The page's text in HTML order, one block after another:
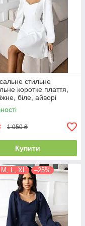
стильне
коротке плаття,
біле, айворі
1 050 ₴
Купити
L, XL –25%